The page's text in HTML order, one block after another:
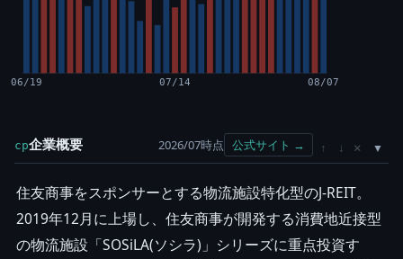
06/19 07/14 08/07
cp企業概要 2026/07時点 公式サイト → ↑ ↓ ×
住友商事をスポンサーとする物流施設特化型のJ-REIT。
2019年12月に上場し、住友商事が開発する消費地近接型
の物流施設「SOSiLA(ソシラ)」シリーズに重点投資す